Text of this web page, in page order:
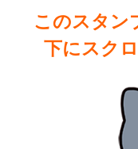
このスタン
下にスク